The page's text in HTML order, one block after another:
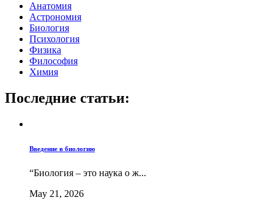
Анатомия
Астрономия
Биология
Психология
Физика
Философия
Химия
Последние статьи:
Введение в биологию
“Биология – это наука о ж...
May 21, 2026